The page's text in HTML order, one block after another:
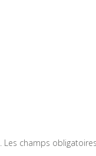
Les champs